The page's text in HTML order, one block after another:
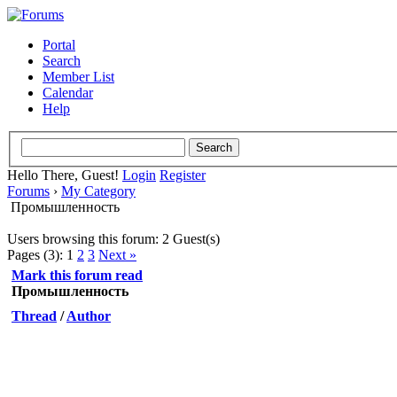
Portal
Search
Member List
Calendar
Help
Hello There, Guest! Login Register
Forums › My Category
Промышленность
Users browsing this forum: 2 Guest(s)
Pages (3): 1 2 3 Next »
Mark this forum read
Промышленность
Thread /Author